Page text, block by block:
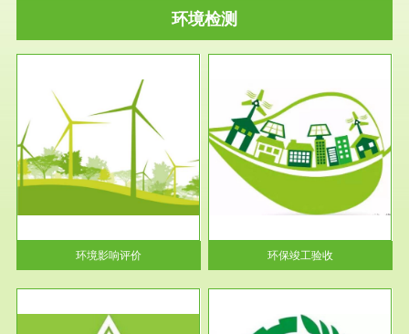
环境检测
环境影响评价
服务范围
环保竣工验收
根据《建设项目环境保护管理条
例》第十七条 编制环境影响报
告书、...
环保竣工验收